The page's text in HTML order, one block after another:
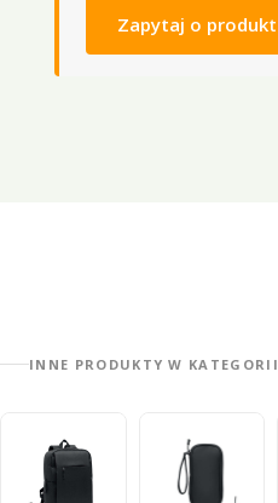
Zapytaj o produkt
INNE PRODUKTY W KATEGORII